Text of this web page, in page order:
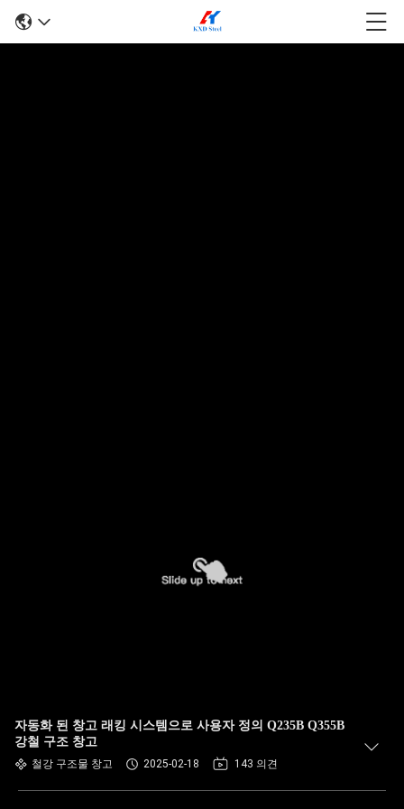
자동화 된 창고 래킹 시스템으로 사용자 정의 Q235B Q355B
강철 구조 창고
철강 구조물 창고 2025-02-18 143 의견